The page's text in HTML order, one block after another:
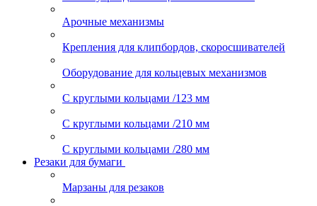
Арочные механизмы
Крепления для клипбордов, скоросшивателей
Оборудование для кольцевых механизмов
С круглыми кольцами /123 мм
С круглыми кольцами /210 мм
С круглыми кольцами /280 мм
Резаки для бумаги
Марзаны для резаков